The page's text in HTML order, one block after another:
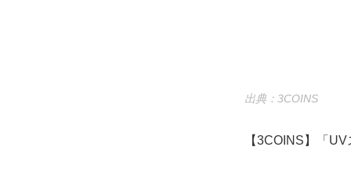
出典：3COINS
【3COINS】「